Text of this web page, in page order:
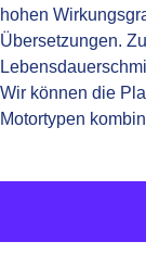
hohen
Übersetzungen.
Wir können die
Motortypen